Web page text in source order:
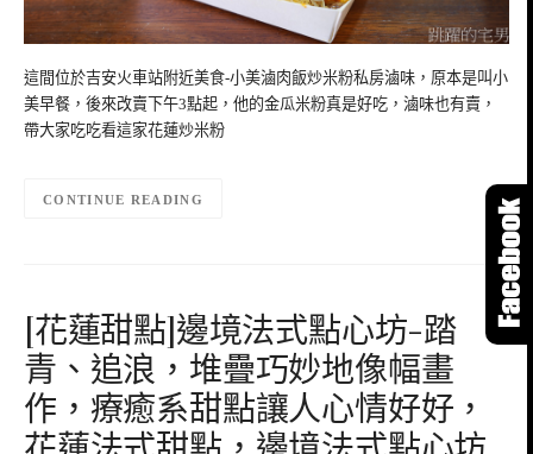
這間位於吉安火車站附近美食-小美滷肉飯炒米粉私房滷味，原本是叫小
美早餐，後來改賣下午3點起，他的金瓜米粉真是好吃，滷味也有賣，
帶大家吃吃看這家花蓮炒米粉
CONTINUE READING
[花蓮甜點]邊境法式點心坊-踏
青、追浪，堆疊巧妙地像幅畫
作，療癒系甜點讓人心情好好，